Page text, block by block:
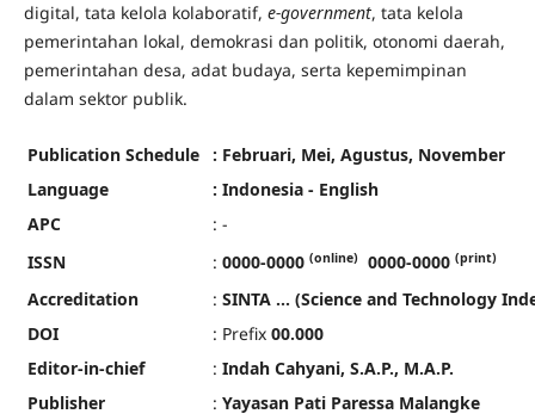
digital, tata kelola kolaboratif, e-government, tata kelola
pemerintahan lokal, demokrasi dan politik, otonomi daerah,
pemerintahan desa, adat budaya, serta kepemimpinan
dalam sektor publik.
Publication Schedule
: Februari, Mei, Agustus, November
Language
: Indonesia - English
APC
: -
ISSN
: 0000-0000 (online)0000-0000 (print)
Accreditation : SINTA ... (Science and Technology
DOI
: Prefix 00.000
Editor-in-chief
: Indah Cahyani, S.A.P., M.A.P.
Publisher
: Yayasan Pati Paressa Malangke